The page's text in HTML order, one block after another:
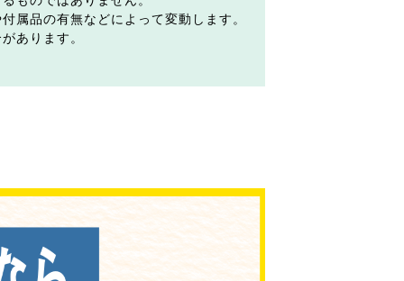
属品の有無などによって変動します。
あります。